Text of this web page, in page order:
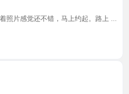
照片感觉还不错，马上约起。路上 ...